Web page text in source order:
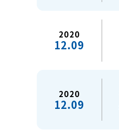
2020
12.09
2020
12.09